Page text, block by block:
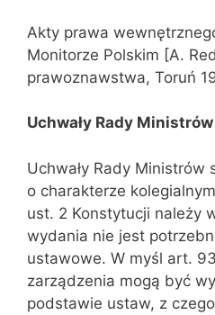
Akty prawa
Monitorze Polskim [A.
prawoznawstwa, Toruń
Uchwały Rady Ministrów
Uchwały Rady
o charakterze
ust. 2 Konstytucji należy
wydania nie jest
ustawowe. W myśl art.
zarządzenia mogą być
podstawie ustaw, z czego